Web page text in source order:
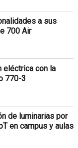
a sus
700 Air
eléctrica con la
770-3
de luminarias por
en campus y aulas